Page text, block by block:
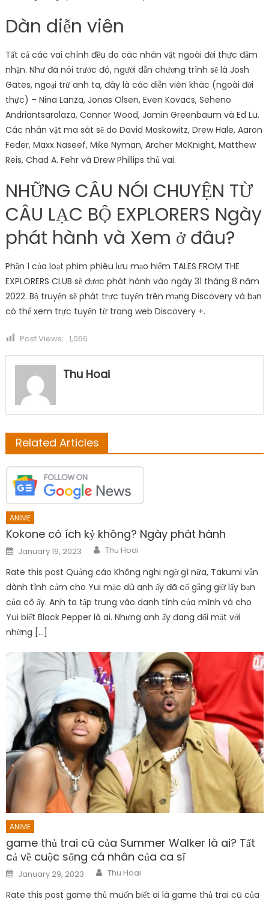
Dàn diễn viên
Tất cả các vai chính đều do các nhân vật ngoài đời thực đảm
nhận. Như đã nói trước đó, người dẫn chương trình sẽ là Josh
Gates, ngoại trừ anh ta, đây là các diễn viên khác (ngoài đời
thực) – Nina Lanza, Jonas Olsen, Even Kovacs, Seheno
Andriantsaralaza, Connor Wood, Jamin Greenbaum và Ed Lu.
Các nhân vật ma sát sẽ do David Moskowitz, Drew Hale, Aaron
Feder, Maxx Naseef, Mike Nyman, Archer McKnight, Matthew
Reis, Chad A. Fehr và Drew Phillips thủ vai.
NHỮNG CÂU NÓI CHUYỆN TỪ
CÂU LẠC BỘ EXPLORERS Ngày
phát hành và Xem ở đâu?
Phần 1 của loạt phim phiêu lưu mạo hiểm TALES FROM THE
EXPLORERS CLUB sẽ được phát hành vào ngày 31 tháng 8 năm
2022. Bộ truyện sẽ phát trực tuyến trên mạng Discovery và bạn
có thể xem trực tuyến từ trang web Discovery +.
Post Views: 1,066
Thu Hoai
Related Articles
ANIME
Kokone có ích kỷ không? Ngày phát hành
Posted
on
January 19, 2023 Author
Thu Hoai
Rate this post Quảng cáo Không nghi ngờ gì nữa, Takumi vẫn
dành tình cảm cho Yui mặc dù anh ấy đã cố gắng giữ lấy bạn
của cô ấy. Anh ta tập trung vào danh tính của mình và cho
Yui biết Black Pepper là ai. Nhưng anh ấy đang đối mặt với
những […]
ANIME
game thủ trai cũ của Summer Walker là ai? Tất
cả về cuộc sống cá nhân của ca sĩ
Posted
on
January 29, 2023 Author
Thu Hoai
Rate this post game thủ muốn biết ai là game thủ trai cũ của